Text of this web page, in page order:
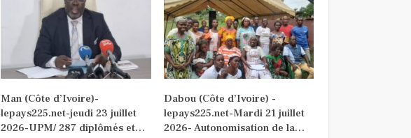
Man (Côte d’Ivoire)-
lepays225.net-jeudi 23 juillet
2026-UPM/ 287 diplômés et…
Dabou (Côte d’Ivoire) -
lepays225.net-Mardi 21 juillet
2026- Autonomisation de la…